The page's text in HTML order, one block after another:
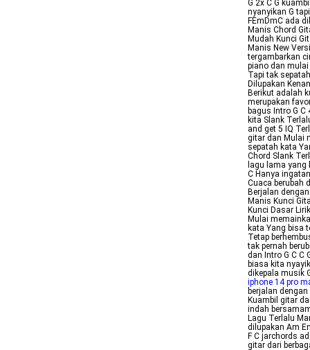
G 2x C G
nyanyikan G
FEmDmC ada
Manis Chord
Mudah Kunci
Manis New
tergambarkan
piano dan mulai
Tapi tak
Dilupakan
Berikut adalah
merupakan
bagus Intro G
kita Slank
and get 5 IQ
gitar dan Mulai
sepatah kata
Chord Slank
lagu lama yang
C Hanya
Cuaca berubah
Berjalan
Manis Kunci
Kunci Dasar
Mulai
kata Yang bisa
Tetap
tak pernah
dan Intro G C C
biasa kita
dikepala musik
iphone 14 pro
berjalan
Kuambil gitar
indah
Lagu Terlalu
dilupakan Am
F C jarchords
gitar dari